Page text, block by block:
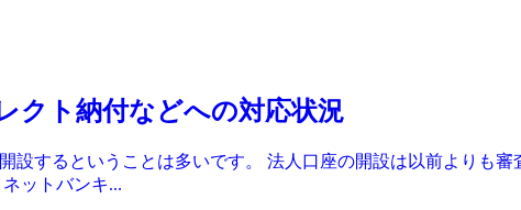
クト納付などへの対応状況
するということは多いです。 法人口座の開設は以前よりも
ットバンキ...